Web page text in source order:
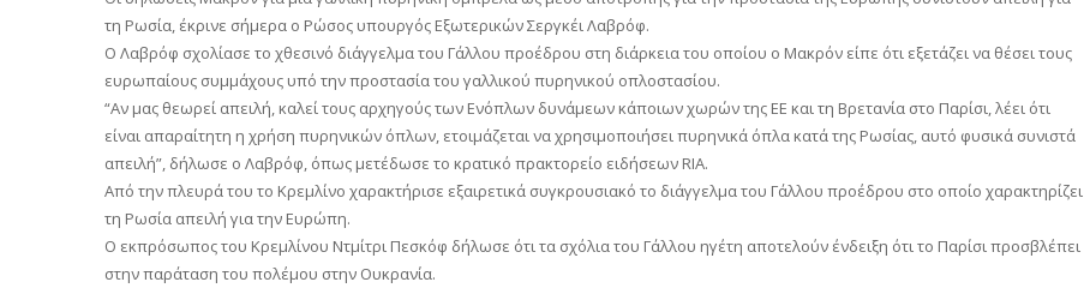
τη Ρωσία, έκρινε σήμερα ο Ρώσος υπουργός Εξωτερικών Σεργκέι Λαβρόφ.
Ο Λαβρόφ σχολίασε το χθεσινό διάγγελμα του Γάλλου προέδρου στη διάρκεια του οποίου ο Μακρόν είπε ότι εξετάζει να θέσει τους
ευρωπαίους συμμάχους υπό την προστασία του γαλλικού πυρηνικού οπλοστασίου.
“Αν μας θεωρεί απειλή, καλεί τους αρχηγούς των Ενόπλων δυνάμεων κάποιων χωρών της ΕΕ και τη Βρετανία στο Παρίσι, λέει ότι
είναι απαραίτητη η χρήση πυρηνικών όπλων, ετοιμάζεται να χρησιμοποιήσει πυρηνικά όπλα κατά της Ρωσίας, αυτό φυσικά συνιστά
απειλή”, δήλωσε ο Λαβρόφ, όπως μετέδωσε το κρατικό πρακτορείο ειδήσεων RIA.
Από την πλευρά του το Κρεμλίνο χαρακτήρισε εξαιρετικά συγκρουσιακό το διάγγελμα του Γάλλου προέδρου στο οποίο χαρακτηρίζει
τη Ρωσία απειλή για την Ευρώπη.
Ο εκπρόσωπος του Κρεμλίνου Ντμίτρι Πεσκόφ δήλωσε ότι τα σχόλια του Γάλλου ηγέτη αποτελούν ένδειξη ότι το Παρίσι προσβλέπει
στην παράταση του πολέμου στην Ουκρανία.